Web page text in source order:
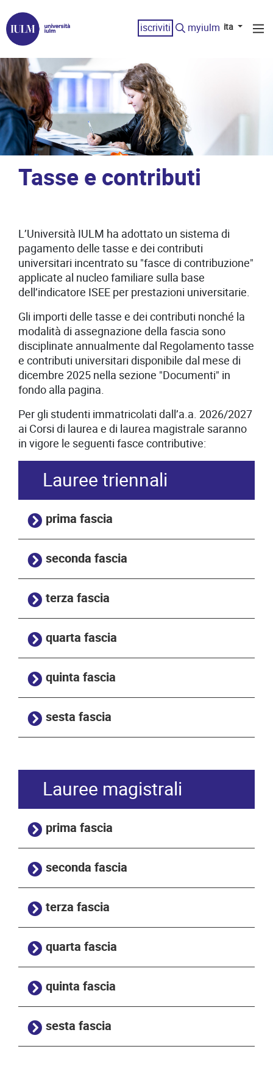
iscriviti myiulm ita
Tasse e contributi
L’Università IULM ha adottato un sistema di
pagamento delle tasse e dei contributi
universitari incentrato su "fasce di contribuzione"
applicate al nucleo familiare sulla base
dell’indicatore ISEE per prestazioni universitarie.
Gli importi delle tasse e dei contributi nonché la
modalità di assegnazione della fascia sono
disciplinate annualmente dal Regolamento tasse
e contributi universitari disponibile dal mese di
dicembre 2025 nella sezione "Documenti" in
fondo alla pagina.
Per gli studenti immatricolati dall’a.a. 2026/2027
ai Corsi di laurea e di laurea magistrale saranno
in vigore le seguenti fasce contributive:
Lauree triennali
prima fascia
seconda fascia
terza fascia
quarta fascia
quinta fascia
sesta fascia
Lauree magistrali
prima fascia
seconda fascia
terza fascia
quarta fascia
quinta fascia
sesta fascia